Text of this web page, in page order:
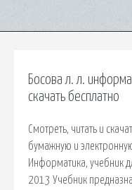
Босова л. л.
скачать бесплатно
Смотреть, читать и
бумажную и
Информатика, учебник
2013 Учебник